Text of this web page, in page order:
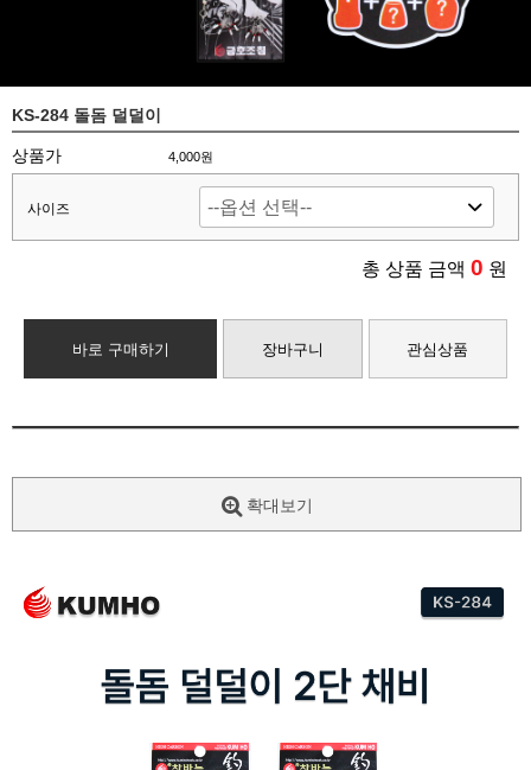
KS-284 돌돔 덜덜이
상품가 4,000원
사이즈
총 상품 금액 0 원
바로 구매하기 장바구니 관심상품
확대보기